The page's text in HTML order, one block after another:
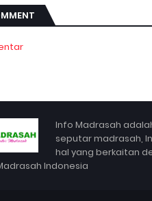
Info Madrasah
seputar madrasah,
hal yang berkaitan
Indonesia